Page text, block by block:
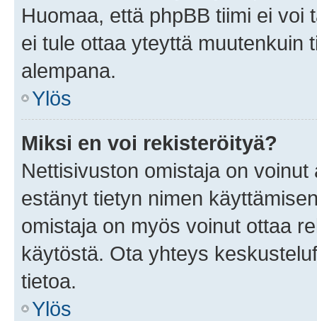
Huomaa, että phpBB tiimi ei
ei tule ottaa yteyttä muutenkuin
alempana.
Ylös
Miksi en voi rekisteröityä?
Nettisivuston omistaja on
estänyt tietyn nimen
omistaja on myös voinut ottaa
käytöstä. Ota yhteys
tietoa.
Ylös